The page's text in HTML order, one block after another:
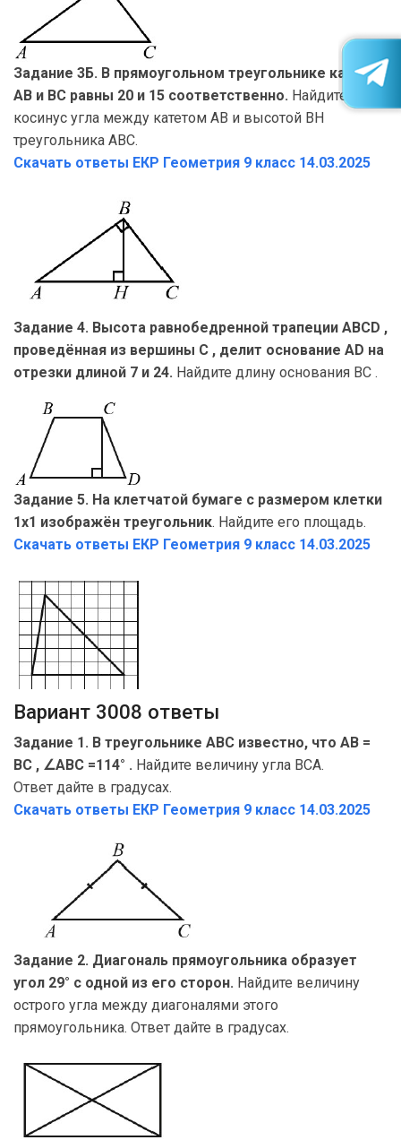
Задание 3Б. В прямоугольном треугольнике катеты
AB и BC равны 20 и 15 соответственно. Найдите
косинус угла между катетом AB и высотой BH
треугольника ABC.
Скачать ответы ЕКР Геометрия 9 класс 14.03.2025
Задание 4. Высота равнобедренной трапеции ABCD ,
проведённая из вершины C , делит основание AD на
отрезки длиной 7 и 24. Найдите длину основания BC .
Задание 5. На клетчатой бумаге с размером клетки
1х1 изображён треугольник. Найдите его площадь.
Скачать ответы ЕКР Геометрия 9 класс 14.03.2025
Вариант 3008 ответы
Задание 1. В треугольнике ABC известно, что AB =
BC , ∠ABC =114° . Найдите величину угла BCA.
Ответ дайте в градусах.
Скачать ответы ЕКР Геометрия 9 класс 14.03.2025
Задание 2. Диагональ прямоугольника образует
угол 29° с одной из его сторон. Найдите величину
острого угла между диагоналями этого
прямоугольника. Ответ дайте в градусах.